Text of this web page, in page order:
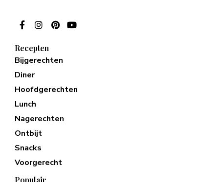
Recepten
Bijgerechten
Diner
Hoofdgerechten
Lunch
Nagerechten
Ontbijt
Snacks
Voorgerecht
Populair